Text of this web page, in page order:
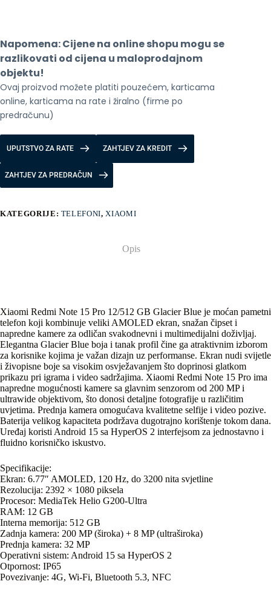
Glacier
Blue
količina
Napomena: Cijene na online shopu mogu se
razlikovati od cijena u maloprodajnom
objektu!
Ovaj proizvod možete platiti pouzećem, karticama
online, karticama na rate i žiralno (firme po
predračunu)
UPUTSTVO ZA RATE ZAHTJEV ZA KREDIT
ZAHTJEV ZA PREDRAČUN
KATEGORIJE: TELEFONI,XIAOMI
Opis
Xiaomi Redmi Note 15 Pro 12/512 GB Glacier Blue je moćan pametni
telefon koji kombinuje veliki AMOLED ekran, snažan čipset i
napredne kamere za odličan svakodnevni i multimedijalni doživljaj.
Elegantna Glacier Blue boja i tanak profil čine ga atraktivnim izborom
za korisnike kojima je važan dizajn uz performanse. Ekran nudi svijetle
i živopisne boje sa visokim osvježavanjem što doprinosi glatkom
prikazu pri igrama i video sadržajima. Xiaomi Redmi Note 15 Pro ima
napredne mogućnosti kamere sa glavnim senzorom od 200 MP i
ultrawide objektivom, što donosi detaljne fotografije u različitim
uvjetima. Prednja kamera omogućava kvalitetne selfije i video pozive.
Baterija velikog kapaciteta podržava dugotrajno korištenje tokom dana.
Uređaj koristi Android 15 sa HyperOS 2 interfejsom za jednostavno i
fluidno korisničko iskustvo.
Specifikacije:
Ekran: 6.77″ AMOLED, 120 Hz, do 3200 nita svjetline
Rezolucija: 2392 × 1080 piksela
Procesor: MediaTek Helio G200-Ultra
RAM: 12 GB
Interna memorija: 512 GB
Zadnja kamera: 200 MP (široka) + 8 MP (ultraširoka)
Prednja kamera: 32 MP
Operativni sistem: Android 15 sa HyperOS 2
Otpornost: IP65
Povezivanje: 4G, Wi-Fi, Bluetooth 5.3, NFC